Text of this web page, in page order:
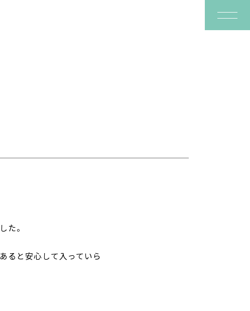
た。
ると安心して入っていら